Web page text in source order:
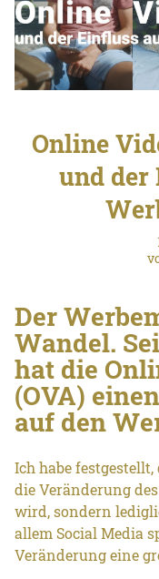
Online
und der
Der
Wandel.
hat die
(OVA)
auf den
Ich habe
die Veränderung
wird, sondern
allem Social Media
Veränderung eine